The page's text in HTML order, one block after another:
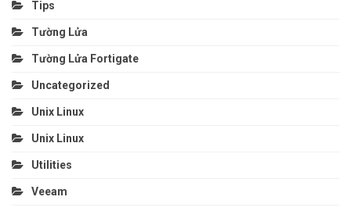
Tips
Tường Lửa
Tường Lửa Fortigate
Uncategorized
Unix Linux
Unix Linux
Utilities
Veeam